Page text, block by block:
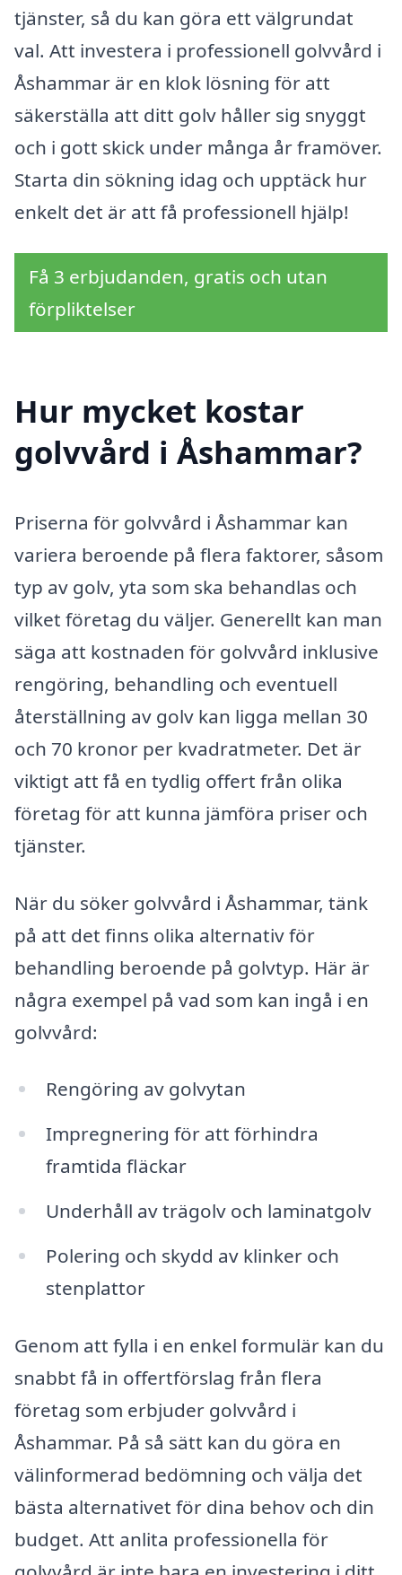
tjänster, så du kan göra ett välgrundat
val. Att investera i professionell golvvård i
Åshammar är en klok lösning för att
säkerställa att ditt golv håller sig snyggt
och i gott skick under många år framöver.
Starta din sökning idag och upptäck hur
enkelt det är att få professionell hjälp!
Få 3 erbjudanden, gratis och utan
förpliktelser
Hur mycket kostar
golvvård i Åshammar?
Priserna för golvvård i Åshammar kan
variera beroende på flera faktorer, såsom
typ av golv, yta som ska behandlas och
vilket företag du väljer. Generellt kan man
säga att kostnaden för golvvård inklusive
rengöring, behandling och eventuell
återställning av golv kan ligga mellan 30
och 70 kronor per kvadratmeter. Det är
viktigt att få en tydlig offert från olika
företag för att kunna jämföra priser och
tjänster.
När du söker golvvård i Åshammar, tänk
på att det finns olika alternativ för
behandling beroende på golvtyp. Här är
några exempel på vad som kan ingå i en
golvvård:
Rengöring av golvytan
Impregnering för att förhindra
framtida fläckar
Underhåll av trägolv och laminatgolv
Polering och skydd av klinker och
stenplattor
Genom att fylla i en enkel formulär kan du
snabbt få in offertförslag från flera
företag som erbjuder golvvård i
Åshammar. På så sätt kan du göra en
välinformerad bedömning och välja det
bästa alternativet för dina behov och din
budget. Att anlita professionella för